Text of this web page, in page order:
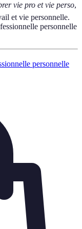
vie pro et vie perso,
et vie personnelle.
personnelle
personnelle